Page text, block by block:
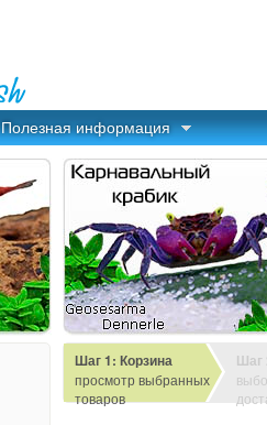
Полезная информация
Шаг 1: Корзина
просмотр выбранных
товаров
Шаг